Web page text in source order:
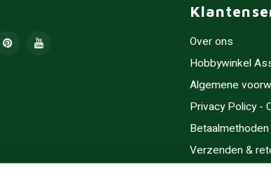
Over ons
Hobbywinkel
Algemene
Privacy Policy -
Betaalmethoden
Verzenden &